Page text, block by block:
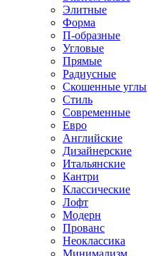
Элитные
Форма
П-образные
Угловые
Прямые
Радиусные
Скошенные углы
Стиль
Современные
Евро
Английские
Дизайнерские
Итальянские
Кантри
Классические
Лофт
Модерн
Прованс
Неоклассика
Минимализм